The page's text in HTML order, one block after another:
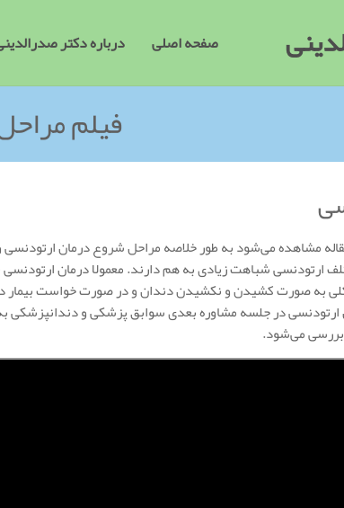
صفحه اصلی درباره دکتر
فیلم
مشاهده می‌شود به طور خلاصه مراحل شروع درمان ارتودنسی
ارتودنسی شباهت زیادی به هم دارند. معمولا درمان
به صورت کشیدن و نکشیدن دندان و در صورت خواست بیمار
در جلسه مشاوره بعدی سوابق پزشکی و دندانپزشکی
بررسی می‌شود.